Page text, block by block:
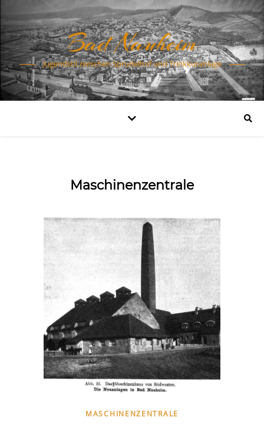
Bad Nauheim
Jugendstil zwischen Sprudelhof und Trinkkuranlage
Maschinenzentrale
MASCHINENZENTRALE